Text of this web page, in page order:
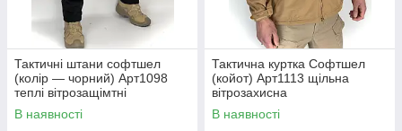
Тактичні штани софтшел
(колір — чорний) Арт1098
теплі вітрозащімтні
водовідштовхувальні на флісі
топ
В наявності
Тактична куртка Софтшел
(койот) Арт1113 щільна
вітрозахисна
водовідштовхувальна на
флісі топ
В наявності